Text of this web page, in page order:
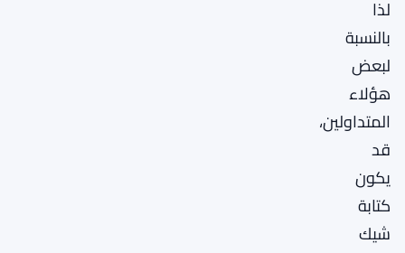
لذا
بالنسبة
لبعض
هؤلاء
المتداولين،
قد
يكون
كتابة
شيك